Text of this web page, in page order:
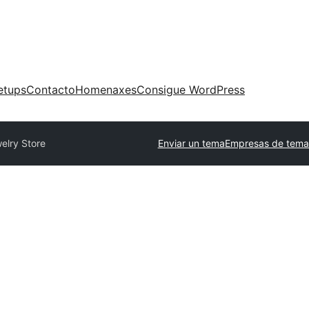
ContactoHomenaxesConsigue WordPress
Store Enviar un temaEmpresas de